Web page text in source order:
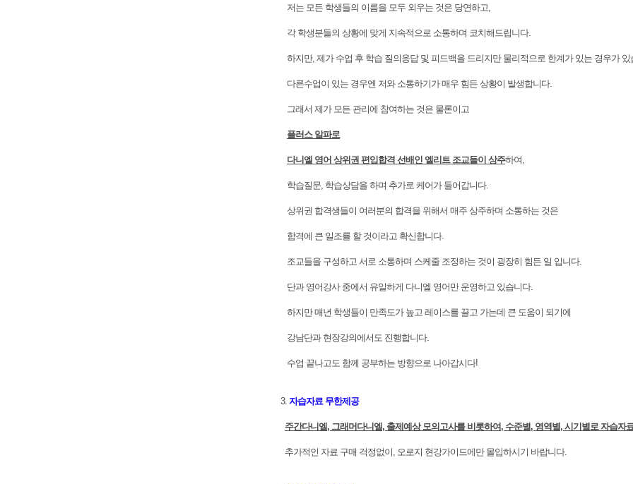
저는 모든 학생들의 이름을 모두 외우는 것은 당연하고,
각 학생분들의 상황에 맞게 지속적으로 소통하며 코치해드립니다.
하지만, 제가 수업 후 학습 질의응답 및 피드백을 드리지만 물리적으로 한계가 있는 경우가 있
다른수업이 있는 경우엔 저와 소통하기가 매우 힘든 상황이 발생합니다.
그래서 제가 모든 관리에 참여하는 것은 물론이고
플러스 알파로
다니엘 영어 상위권 편입합격 선배인 엘리트 조교들이 상주하여,
학습질문, 학습상담을 하며 추가로 케어가 들어갑니다.
상위권 합격생들이 여러분의 합격을 위해서 매주 상주하며 소통하는 것은
합격에 큰 일조를 할 것이라고 확신합니다.
조교들을 구성하고 서로 소통하며 스케줄 조정하는 것이 굉장히 힘든 일 입니다.
단과 영어강사 중에서 유일하게 다니엘 영어만 운영하고 있습니다.
하지만 매년 학생들이 만족도가 높고 레이스를 끌고 가는데 큰 도움이 되기에
강남단과 현장강의에서도 진행합니다.
수업 끝나고도 함께 공부하는 방향으로 나아갑시다!
3. 자습자료 무한제공
주간다니엘, 그래머다니엘, 출제예상 모의고사를 비롯하여, 수준별, 영역별, 시기별로 자습자
추가적인 자료 구매 걱정없이, 오로지 현강가이드에만 몰입하시기 바랍니다.